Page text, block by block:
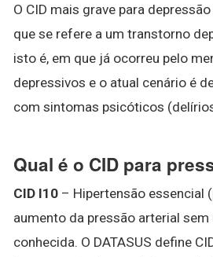
O CID mais grave para
que se refere a um transtorno
isto é, em que já ocorreu pelo
depressivos e o atual cenário é
com sintomas psicóticos
Qual é o CID para
CID I10 – Hipertensão essencial
aumento da pressão arterial sem
conhecida. O DATASUS define